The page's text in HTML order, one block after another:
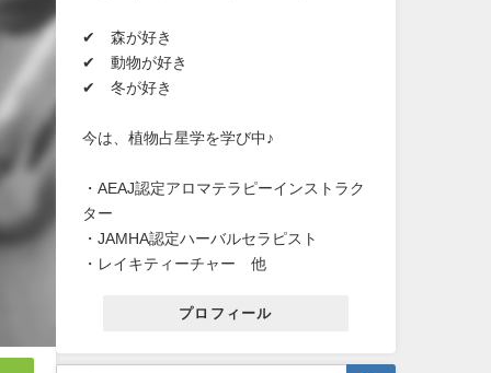
✔ 森が好き
✔ 動物が好き
✔ 冬が好き
今は、植物占星学を学び中♪
・AEAJ認定アロマテラピーインストラク
ター
・JAMHA認定ハーバルセラピスト
・レイキティーチャー 他
プロフィール